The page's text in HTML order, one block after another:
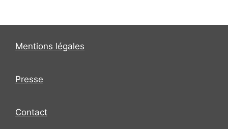
Mentions légales
Presse
Contact